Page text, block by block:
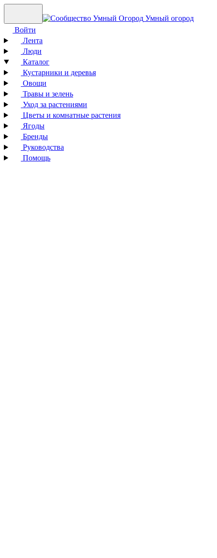
Умный огород
Войти
Лента
Люди
Каталог
Кустарники и деревья
Овощи
Травы и зелень
Уход за растениями
Цветы и комнатные растения
Ягоды
Бренды
Руководства
Помощь